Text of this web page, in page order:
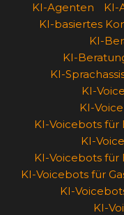
KI-Agenten
KI-
KI-basiertes
KI-
KI-
KI-
KI-
KI-
KI-Voicebots für
KI-
KI-Voicebots für
KI-Voicebots für
KI-
KI-